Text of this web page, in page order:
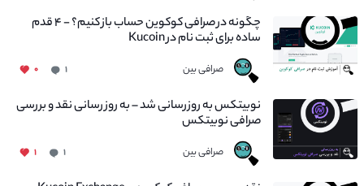
چگونه در صرافی کوکوین حساب باز کنیم؟ - ۴ قدم
ساده برای ثبت نام در Kucoin
صرافی بین ۱ ۰
نوبیتکس به روزرسانی شد – به روز رسانی نقد و بررسی
صرافی نوبیتکس
صرافی بین ۱ ۱